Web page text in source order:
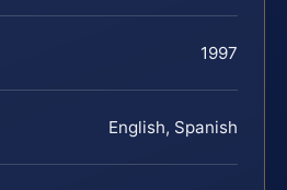
1997
English, Spanish